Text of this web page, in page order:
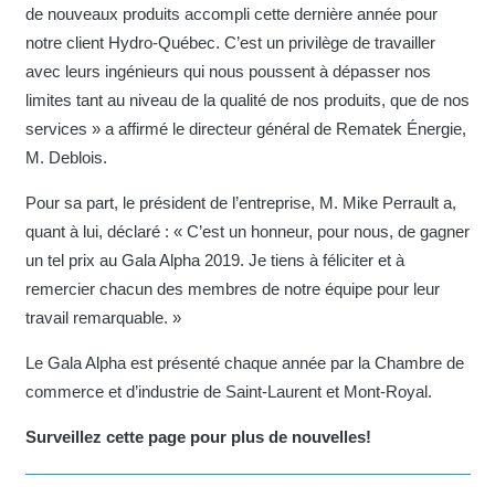
de nouveaux produits accompli cette dernière année pour
notre client Hydro-Québec. C’est un privilège de travailler
avec leurs ingénieurs qui nous poussent à dépasser nos
limites tant au niveau de la qualité de nos produits, que de nos
services » a affirmé le directeur général de Rematek Énergie,
M. Deblois.
Pour sa part, le président de l’entreprise, M. Mike Perrault a,
quant à lui, déclaré : « C’est un honneur, pour nous, de gagner
un tel prix au Gala Alpha 2019. Je tiens à féliciter et à
remercier chacun des membres de notre équipe pour leur
travail remarquable. »
Le Gala Alpha est présenté chaque année par la Chambre de
commerce et d’industrie de Saint-Laurent et Mont-Royal.
Surveillez cette page pour plus de nouvelles!